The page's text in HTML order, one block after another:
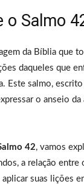
o Salmo
da Bíblia que
daqueles que
Este salmo,
o anseio da
42, vamos
a relação entre
suas lições